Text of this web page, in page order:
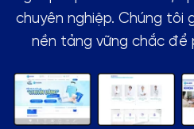
chuyên nghiệp. Chúng tôi
nền tảng vững chắc để